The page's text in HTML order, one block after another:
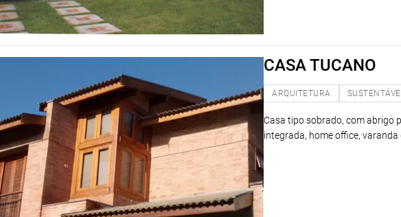
CASA TUCANO
ARQUITETURA
Casa tipo sobrado, com abrigo
integrada, home office,